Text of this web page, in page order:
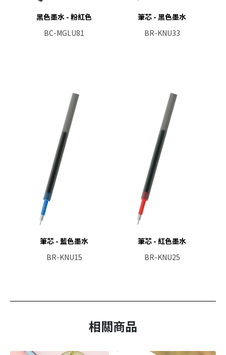
黑色墨水 - 粉紅色
BC-MGLU81
筆芯 - 黑色墨水
BR-KNU33
筆芯 - 藍色墨水
BR-KNU15
筆芯 - 紅色墨水
BR-KNU25
相關商品